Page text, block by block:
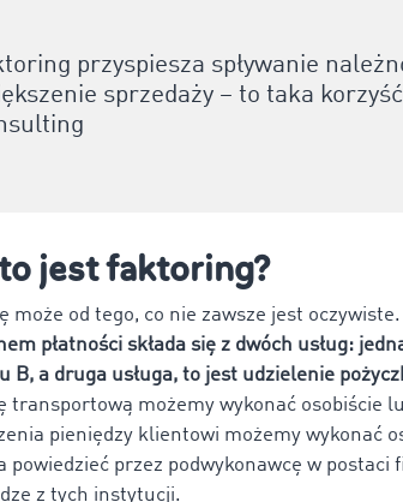
przyspiesza spływanie
sprzedaży – to taka
jest faktoring?
może od tego, co nie zawsze jest
płatności składa się z dwóch usług:
B, a druga usługa, to jest udzielenie
transportową możemy wykonać osobiście
pieniędzy klientowi możemy wykonać
powiedzieć przez podwykonawcę w
z tych instytucji.